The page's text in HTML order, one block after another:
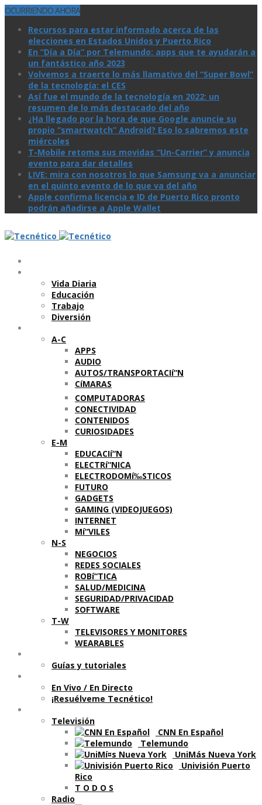
OCURRIENDO AHORA
Recursos para estar informado acerca de las
elecciones en Estados Unidos y Puerto Rico
En “Día a Día” por Telemundo: apps que te ayudarán a
un fantástico año 2023
Volvemos a traerte lo más llamativo del “Super Bowl”
de la tecnologí­a: el CES
Así­ fue el mundo de la tecnologí­a en 2022: un
resumen de lo más destacado del año
¿Ha llegado por la hora de que Google anuncie su
propio “smartwatch” Android? Eso lo sabremos este
miércoles
T-Mobile retoma sus movidas “Un-Carrier” y anuncia
evento para dar detalles
LIVE: mira con nosotros lo que Samsung va a anunciar
en el quinto evento de lo que va del año
Apple confirma licencia e ID de Puerto Rico pronto
podrán añadirse a Apple Wallet
Vida Diaria
Educación
Trabajo
Diversión
A-C
APPS
AUDIO
AUTOS/TRANSPORTACIí“N
CíMARAS
COMPUTADORAS
CONECTIVIDAD
CONTENIDOS
CURIOSIDADES
E-M
EDUCACIí“N
ELECTRí“NICA
ELECTRODOMí‰STICOS
FUTURO
GADGETS
GAMING (VIDEOJUEGOS)
INTERNET
Mí“VILES
N-S
NEGOCIOS
REDES SOCIALES
ROBí“TICA
SALUD/MEDICINA
SEGURIDAD/PRIVACIDAD
SOFTWARE
T-W
TELEVISORES Y MONITORES
WEARABLES
Guí­as y tutoriales
En Vivo / En Directo
¡Resuélveme Tecnético!
Televisión
CNN En Español
Telemundo
UniMás Nueva York
Univisión Puerto
Rico
T O D O S
Radio